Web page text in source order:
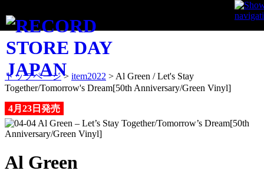
ITEM
トップページ > item2022 > Al Green / Let's Stay
Together/Tomorrow's Dream[50th Anniversary/Green Vinyl]
4月23日発売
Al Green